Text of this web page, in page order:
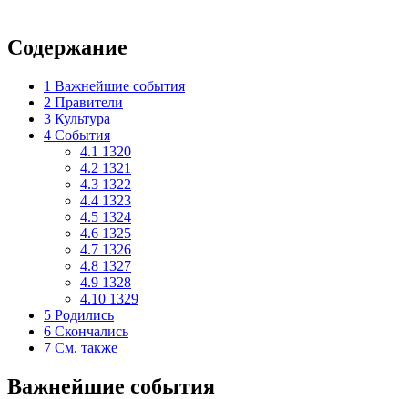
Содержание
1 Важнейшие события
2 Правители
3 Культура
4 События
4.1 1320
4.2 1321
4.3 1322
4.4 1323
4.5 1324
4.6 1325
4.7 1326
4.8 1327
4.9 1328
4.10 1329
5 Родились
6 Скончались
7 См. также
Важнейшие события